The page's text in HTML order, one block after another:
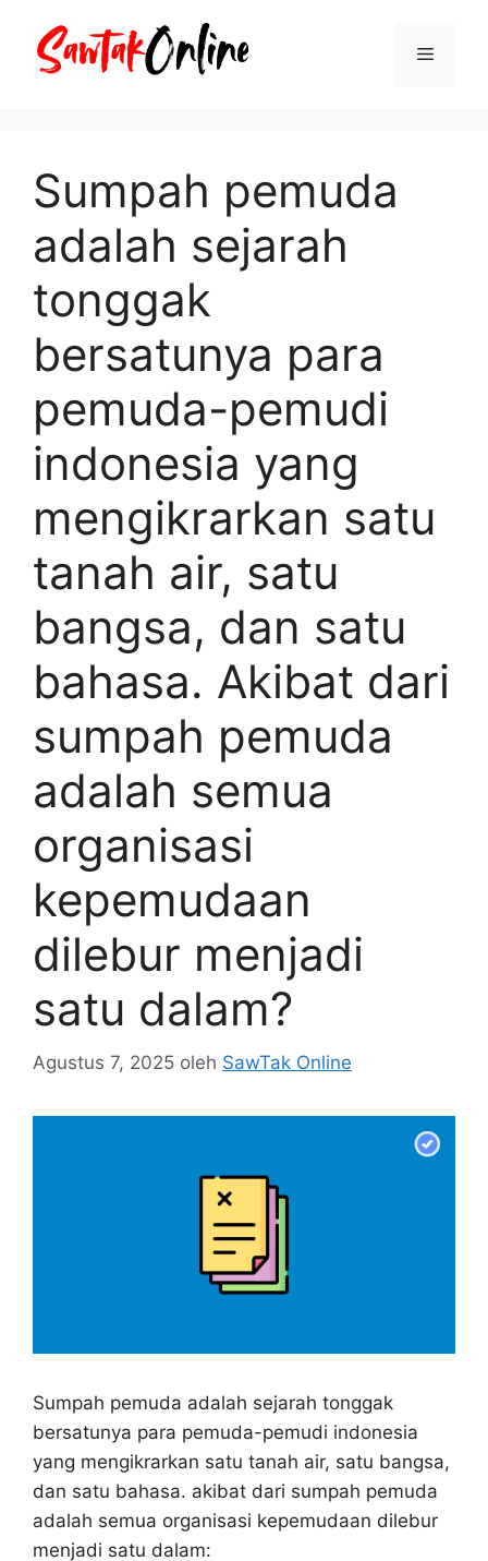
Menu
Sumpah pemuda
adalah sejarah
tonggak
bersatunya para
pemuda-pemudi
indonesia yang
mengikrarkan satu
tanah air, satu
bangsa, dan satu
bahasa. Akibat dari
sumpah pemuda
adalah semua
organisasi
kepemudaan
dilebur menjadi
satu dalam?
Agustus 7, 2025 oleh SawTak Online
Sumpah pemuda adalah sejarah tonggak
bersatunya para pemuda-pemudi indonesia
yang mengikrarkan satu tanah air, satu bangsa,
dan satu bahasa. akibat dari sumpah pemuda
adalah semua organisasi kepemudaan dilebur
menjadi satu dalam: